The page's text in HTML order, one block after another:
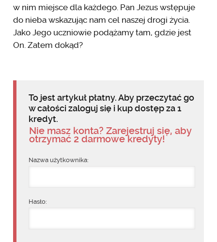
w nim miejsce dla każdego. Pan Jezus wstępuje
do nieba wskazując nam cel naszej drogi życia.
Jako Jego uczniowie podążamy tam, gdzie jest
On. Zatem dokąd?
To jest artykuł płatny. Aby przeczytać go
w całości zaloguj się i kup dostęp za 1
kredyt.
Nie masz konta? Zarejestruj się, aby
otrzymać 2 darmowe kredyty!
Nazwa użytkownika:
Hasło: